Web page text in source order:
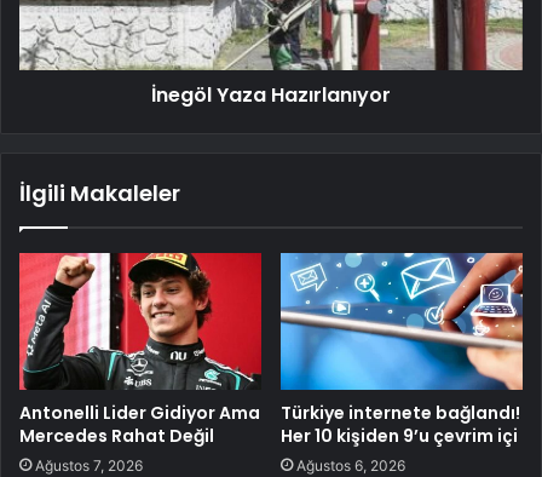
İnegöl Yaza Hazırlanıyor
İlgili Makaleler
Antonelli Lider Gidiyor Ama
Mercedes Rahat Değil
Ağustos 7, 2026
Türkiye internete bağlandı!
Her 10 kişiden 9’u çevrim içi
Ağustos 6, 2026